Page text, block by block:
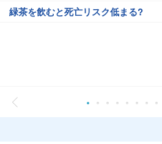
緑茶を飲むと死亡リスク低まる?